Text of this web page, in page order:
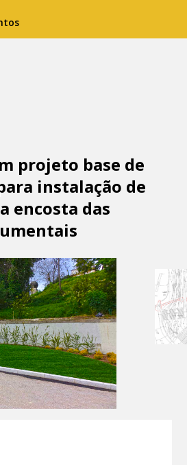
projeto base de
instalação de
encosta das